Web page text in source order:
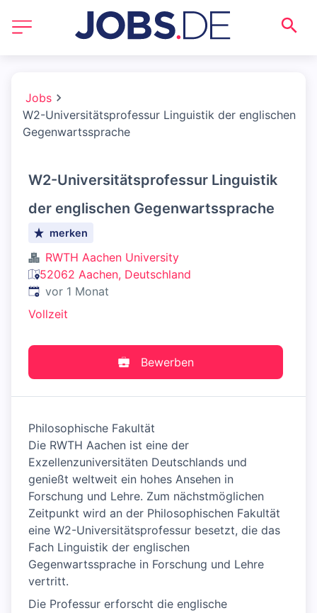
Jobs
W2-Universitätsprofessur Linguistik der englischen
Gegenwartssprache
W2-Universitätsprofessur Linguistik
der englischen Gegenwartssprache
merken
RWTH Aachen University
52062 Aachen, Deutschland
Veröffentlicht:
vor 1 Monat
Vollzeit
Bewerben
Philosophische Fakultät
Die RWTH Aachen ist eine der
Exzellenzuniversitäten Deutschlands und
genießt weltweit ein hohes Ansehen in
Forschung und Lehre. Zum nächstmöglichen
Zeitpunkt wird an der Philosophischen Fakultät
eine W2-Universitätsprofessur besetzt, die das
Fach Linguistik der englischen
Gegenwartssprache in Forschung und Lehre
vertritt.
Die Professur erforscht die englische